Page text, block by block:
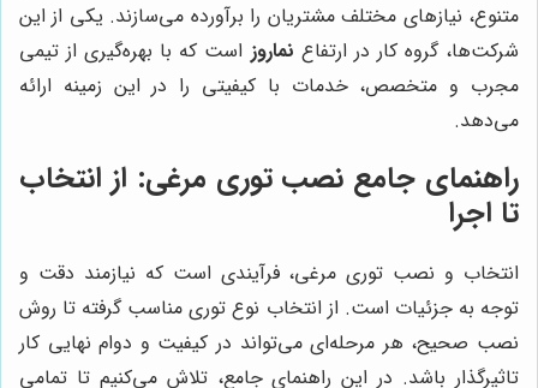
متنوع، نیازهای مختلف مشتریان را برآورده می‌سازند. یکی از این
شرکت‌ها، گروه کار در ارتفاع نماروز است که با بهره‌گیری از تیمی
مجرب و متخصص، خدمات با کیفیتی را در این زمینه ارائه
می‌دهد.
راهنمای جامع نصب توری مرغی: از انتخاب
تا اجرا
انتخاب و نصب توری مرغی، فرآیندی است که نیازمند دقت و
توجه به جزئیات است. از انتخاب نوع توری مناسب گرفته تا روش
نصب صحیح، هر مرحله‌ای می‌تواند در کیفیت و دوام نهایی کار
تاثیرگذار باشد. در این راهنمای جامع، تلاش می‌کنیم تا تمامی